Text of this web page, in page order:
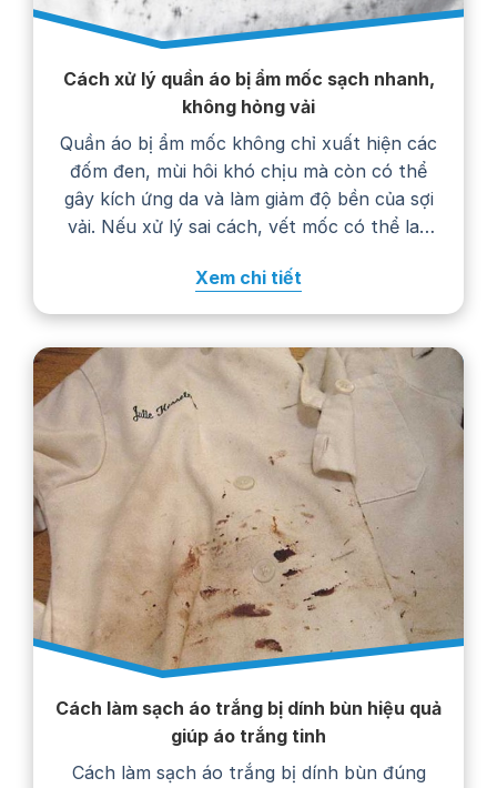
Cách xử lý quần áo bị ẩm mốc sạch nhanh,
không hỏng vải
Quần áo bị ẩm mốc không chỉ xuất hiện các
đốm đen, mùi hôi khó chịu mà còn có thể
gây kích ứng da và làm giảm độ bền của sợi
vải. Nếu xử lý sai cách, vết mốc có thể lan
nhanh hư hỏng. Trong bài viết…
Xem chi tiết
Cách làm sạch áo trắng bị dính bùn hiệu quả
giúp áo trắng tinh
Cách làm sạch áo trắng bị dính bùn đúng